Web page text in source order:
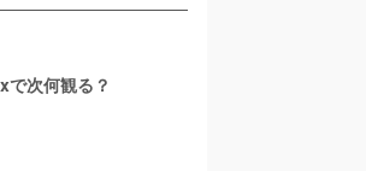
で次何観る？